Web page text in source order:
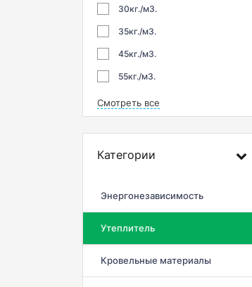
30кг./м3.
35кг./м3.
45кг./м3.
55кг./м3.
Смотреть все
Категории
Энергонезависимость
Утеплитель
Кровельные материалы